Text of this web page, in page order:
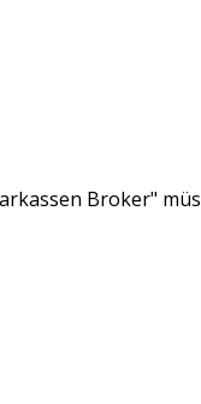
Broker"